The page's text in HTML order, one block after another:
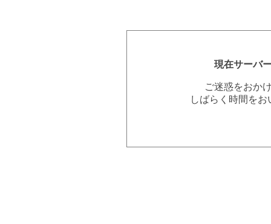
現在サーバ
ご迷惑をおか
しばらく時間を